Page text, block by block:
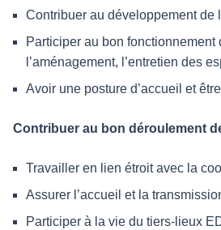
Contribuer au développement de
Participer au bon
l’aménagement, l’entretien des
Avoir une posture d’accueil et
Contribuer au bon déroulement
Travailler en lien étroit avec la
Assurer l’accueil et la
Participer à la vie du tiers-lieux